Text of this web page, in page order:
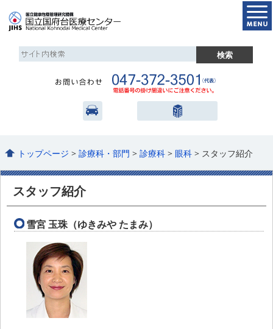
トップページ >診療科・部門 >診療科 >眼科 > スタッフ紹介
スタッフ紹介
雪宮 玉珠（ゆきみや たまみ）